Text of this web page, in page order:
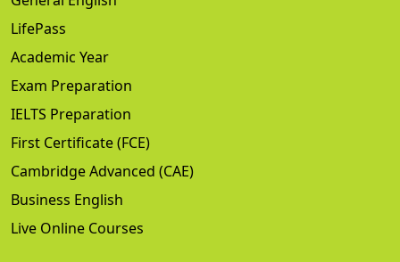
LifePass
Academic Year
Exam Preparation
IELTS Preparation
First Certificate (FCE)
Cambridge Advanced (CAE)
Business English
Live Online Courses